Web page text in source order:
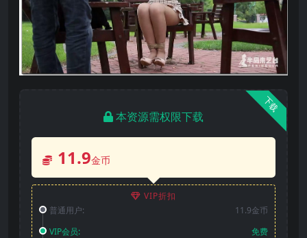
下载
本资源需权限下载
11.9金币
VIP折扣
普通用户:
11.9金币
VIP会员:
免费